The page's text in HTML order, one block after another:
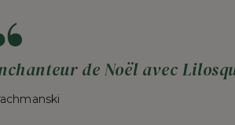
de Noël avec